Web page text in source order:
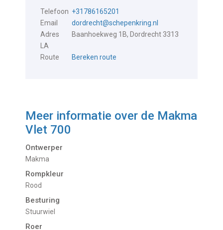
Telefoon +31786165201
Email
dordrecht@schepenkring.nl
Adres
Baanhoekweg 1B, Dordrecht 3313
LA
Route
Bereken route
Meer informatie over de Makma
Vlet 700
Ontwerper
Makma
Rompkleur
Rood
Besturing
Stuurwiel
Roer